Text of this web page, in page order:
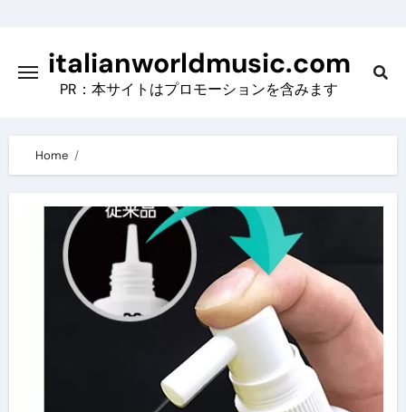
contentitalianworldmusic.com
PR：本サイトはプロモーションを含みます
Home